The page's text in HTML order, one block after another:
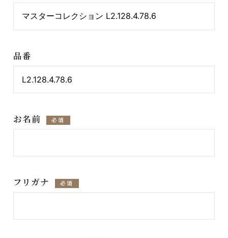
品番
お名前 必須
フリガナ 必須